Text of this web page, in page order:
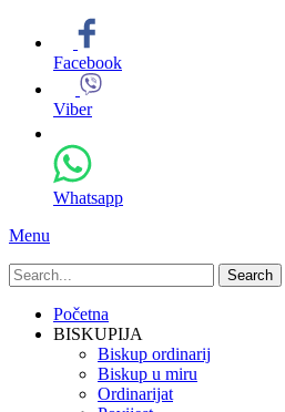
Facebook
Viber
Whatsapp
Menu
Search
for:
Primary
Menu
Skip
Početna
BISKUPIJA
Biskup ordinarij
Biskup u miru
Ordinarijat